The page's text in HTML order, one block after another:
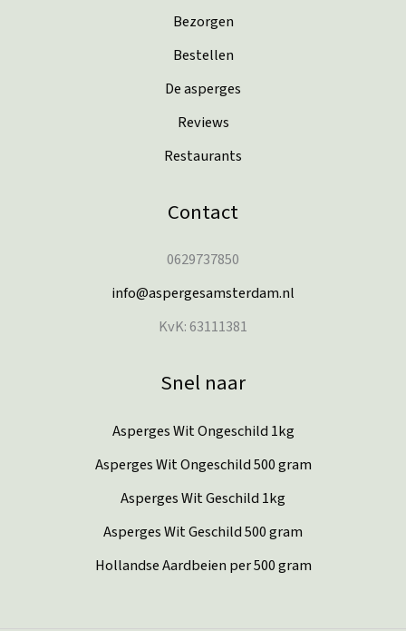
Bezorgen
Bestellen
De asperges
Reviews
Restaurants
Contact
0629737850
info@aspergesamsterdam.nl
KvK: 63111381
Snel naar
Asperges Wit Ongeschild 1kg
Asperges Wit Ongeschild 500 gram
Asperges Wit Geschild 1kg
Asperges Wit Geschild 500 gram
Hollandse Aardbeien per 500 gram